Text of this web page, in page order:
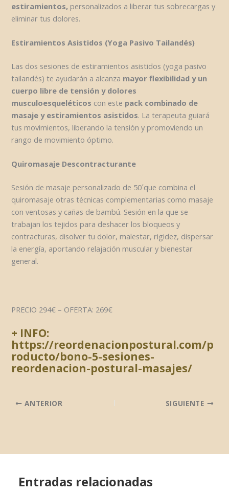
estiramientos, personalizados a liberar tus sobrecargas y
eliminar tus dolores.
Estiramientos Asistidos (Yoga Pasivo Tailandés)
Las dos sesiones de estiramientos asistidos (yoga pasivo
tailandés) te ayudarán a alcanza mayor flexibilidad y un
cuerpo libre de tensión y dolores
musculoesqueléticos con este pack combinado de
masaje y estiramientos asistidos. La terapeuta guiará
tus movimientos, liberando la tensión y promoviendo un
rango de movimiento óptimo.
Quiromasaje Descontracturante
Sesión de masaje personalizado de 50´que combina el
quiromasaje otras técnicas complementarias como masaje
con ventosas y cañas de bambú. Sesión en la que se
trabajan los tejidos para deshacer los bloqueos y
contracturas, disolver tu dolor, malestar, rigidez, dispersar
la energía, aportando relajación muscular y bienestar
general.
PRECIO 294€ – OFERTA: 269€
+ INFO:
https://reordenacionpostural.com/p
roducto/bono-5-sesiones-
reordenacion-postural-masajes/
ANTERIOR SIGUIENTE
Entradas relacionadas